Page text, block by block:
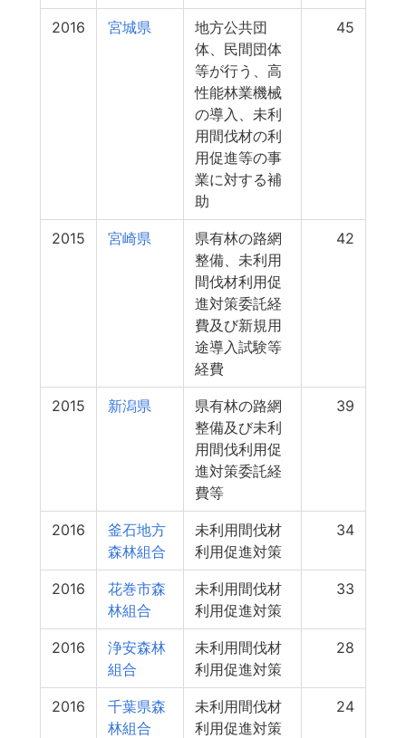
2016 宮城県
地方公共団
体、民間団体
等が行う、高
性能林業機械
の導入、未利
用間伐材の利
用促進等の事
業に対する補
助
45
2015 宮崎県
県有林の路網
整備、未利用
間伐材利用促
進対策委託経
費及び新規用
途導入試験等
経費
42
2015 新潟県
県有林の路網
整備及び未利
用間伐利用促
進対策委託経
費等
39
2016
釜石地方
森林組合
未利用間伐材
利用促進対策
34
2016
花巻市森
林組合
未利用間伐材
利用促進対策
33
2016
浄安森林
組合
未利用間伐材
利用促進対策
28
2016
千葉県森
林組合
未利用間伐材
利用促進対策
24